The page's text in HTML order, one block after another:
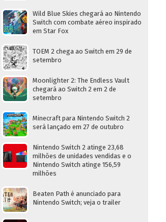
Wild Blue Skies chegará ao Nintendo
Switch com combate aéreo inspirado
em Star Fox
TOEM 2 chega ao Switch em 29 de
setembro
Moonlighter 2: The Endless Vault
chegará ao Switch 2 em 2 de
setembro
Minecraft para Nintendo Switch 2
será lançado em 27 de outubro
Nintendo Switch 2 atinge 23,68
milhões de unidades vendidas e o
Nintendo Switch atinge 156,59
milhões
Beaten Path é anunciado para
Nintendo Switch; veja o trailer